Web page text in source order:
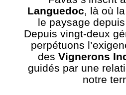
Languedoc, là où
le paysage
Depuis vingt-deux
perpétuons
des Vignerons
guidés par une
notre